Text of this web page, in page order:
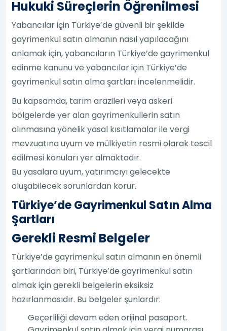
Hukuki Süreçlerin Öğrenilmesi
Yabancılar için Türkiye’de güvenli bir şekilde
gayrimenkul satın almanın nasıl yapılacağını
anlamak için, yabancıların Türkiye’de gayrimenkul
edinme kanunu ve yabancılar için Türkiye’de
gayrimenkul satın alma şartları incelenmelidir.
Bu kapsamda, tarım arazileri veya askeri
bölgelerde yer alan gayrimenkullerin satın
alınmasına yönelik yasal kısıtlamalar ile vergi
mevzuatına uyum ve mülkiyetin resmi olarak tescil
edilmesi konuları yer almaktadır.
Bu yasalara uyum, yatırımcıyı gelecekte
oluşabilecek sorunlardan korur.
Türkiye’de Gayrimenkul Satın Alma
Şartları
Gerekli Resmi Belgeler
Türkiye’de gayrimenkul satın almanın en önemli
şartlarından biri, Türkiye’de gayrimenkul satın
almak için gerekli belgelerin eksiksiz
hazırlanmasıdır. Bu belgeler şunlardır:
Geçerliliği devam eden orijinal pasaport.